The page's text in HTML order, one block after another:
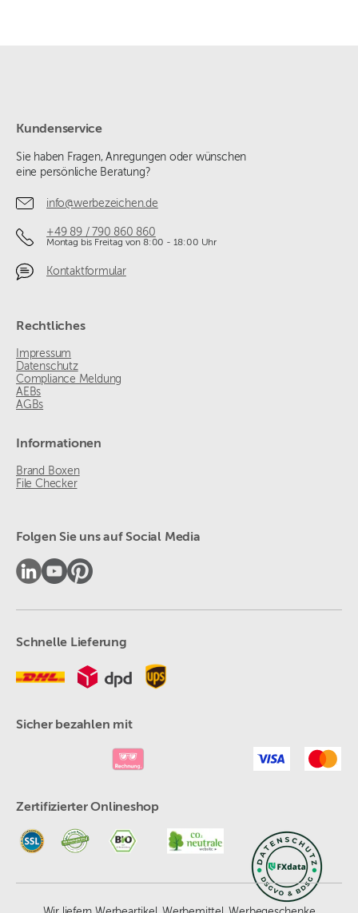
Kundenservice
Sie haben Fragen, Anregungen oder wünschen
eine persönliche Beratung?
info@werbezeichen.de
+49 89 / 790 860 860
Montag bis Freitag von 8:00 - 18:00 Uhr
Kontaktformular
Rechtliches
Impressum
Datenschutz
Compliance Meldung
AEBs
AGBs
Informationen
Brand Boxen
File Checker
Folgen Sie uns auf Social Media
Schnelle Lieferung
Sicher bezahlen mit
Zertifizierter Onlineshop